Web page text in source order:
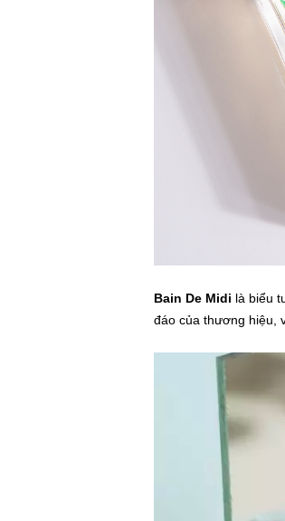
Bain De Midi là biểu
đáo của thương hiệu,